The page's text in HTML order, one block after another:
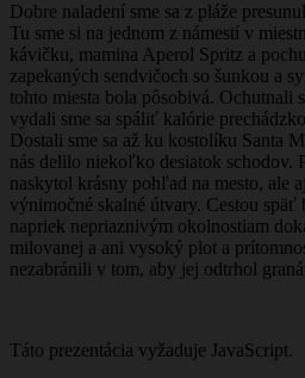
Dobre naladení sme sa z pláže
Tu sme si na jednom z námestí v
kávičku, mamina Aperol Spritz a
zapekaných sendvičoch so šunkou a
tohto miesta bola pôsobivá. Ochutnali
vydali sme sa spáliť kalórie
Dostali sme sa až ku kostolíku Santa
nás delilo niekoľko desiatok schodov.
naskytol krásny pohľad na mesto, ale
výnimočné skalné útvary. Cestou
napriek nepriaznivým okolnostiam
milovanej a ani vysoký plot a
nezabránili v tom, aby jej odtrhol
Táto prezentácia vyžaduje JavaScript.